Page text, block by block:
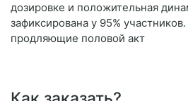
дозировке и положительная
зафиксирована у 95%
продляющие половой акт